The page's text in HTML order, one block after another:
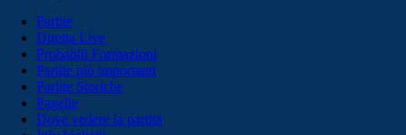
Partite
Diretta Live
Probabili Formazioni
Partite più importanti
Partite Storiche
Pagelle
Dove vedere la partita